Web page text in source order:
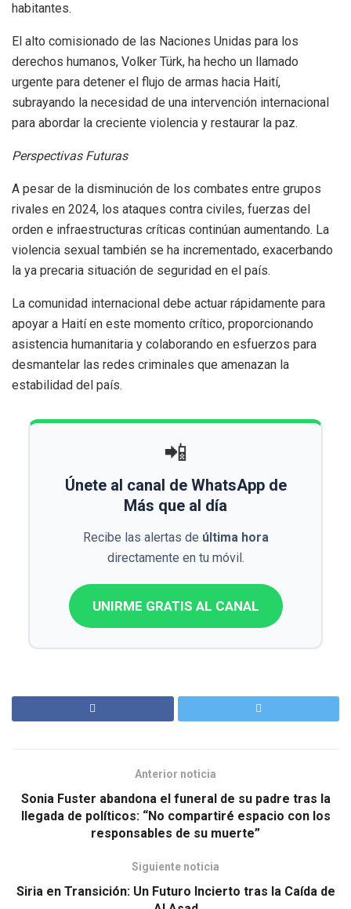
habitantes.
El alto comisionado de las Naciones Unidas para los
derechos humanos, Volker Türk, ha hecho un llamado
urgente para detener el flujo de armas hacia Haití,
subrayando la necesidad de una intervención internacional
para abordar la creciente violencia y restaurar la paz.
Perspectivas Futuras
A pesar de la disminución de los combates entre grupos
rivales en 2024, los ataques contra civiles, fuerzas del
orden e infraestructuras críticas continúan aumentando. La
violencia sexual también se ha incrementado, exacerbando
la ya precaria situación de seguridad en el país.
La comunidad internacional debe actuar rápidamente para
apoyar a Haití en este momento crítico, proporcionando
asistencia humanitaria y colaborando en esfuerzos para
desmantelar las redes criminales que amenazan la
estabilidad del país.
📲
Únete al canal de WhatsApp de
Más que al día
Recibe las alertas de última hora
directamente en tu móvil.
UNIRME GRATIS AL CANAL
Anterior noticia
Sonia Fuster abandona el funeral de su padre tras la
llegada de políticos: “No compartiré espacio con los
responsables de su muerte”
Siguiente noticia
Siria en Transición: Un Futuro Incierto tras la Caída de